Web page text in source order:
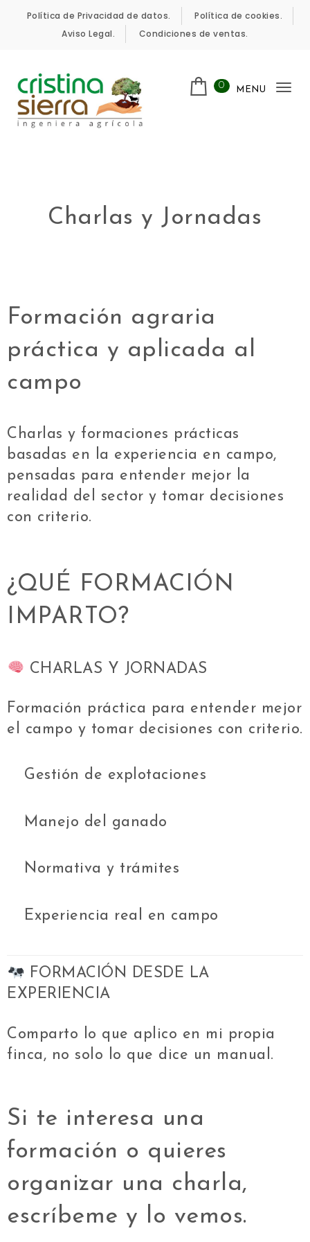
Política de Privacidad de datos.
Política de cookies.
Aviso Legal.
Condiciones de ventas.
0 MENU
Charlas y Jornadas
Formación agraria
práctica y aplicada al
campo
Charlas y formaciones prácticas
basadas en la experiencia en campo,
pensadas para entender mejor la
realidad del sector y tomar decisiones
con criterio.
¿QUÉ FORMACIÓN
IMPARTO?
CHARLAS Y JORNADAS
Formación práctica para entender mejor
el campo y tomar decisiones con criterio.
Gestión de explotaciones
Manejo del ganado
Normativa y trámites
Experiencia real en campo
FORMACIÓN DESDE LA
EXPERIENCIA
Comparto lo que aplico en mi propia
finca, no solo lo que dice un manual.
Si te interesa una
formación o quieres
organizar una charla,
escríbeme y lo vemos.